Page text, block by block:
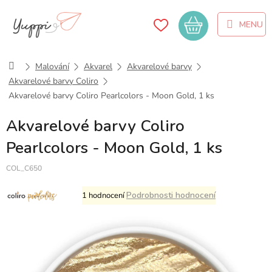
obsah
Nákupní
košík
DomůMalování Akvarel
Akvarelové barvy
Akvarelové barvy Coliro
Akvarelové barvy Coliro Pearlcolors - Moon Gold, 1 ks
Akvarelové barvy Coliro
Pearlcolors - Moon Gold, 1 ks
COL_C650
Průměrné
hodnocení
5,0
z
5
1 hodnoceníPodrobnosti hodnocení